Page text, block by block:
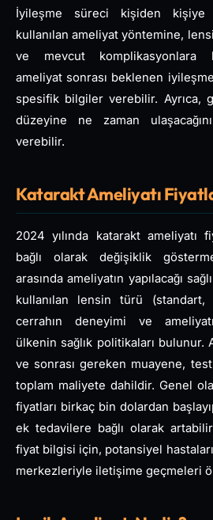
İyileşme süreci kişiden kişiye
kullanılan ameliyat yöntemine,
ve mevcut komplikasyonlara
ameliyat sonrası beklenen
spesifik bilgiler verebilir. Ayrıca,
düzeyine ne zaman
verebilir.
Katarakt Ameliyatı
2024 yılında katarakt ameliyatı
bağlı olarak değişiklik
arasında ameliyatın yapılacağı
kullanılan lensin türü
cerrahın deneyimi ve
ülkenin sağlık politikaları bulunur.
ve sonrası gereken muayene,
toplam maliyete dahildir. Genel
fiyatları birkaç bin dolardan
ek tedavilere bağlı olarak
fiyat bilgisi için, potansiyel
merkezleriyle iletişime geçmeleri